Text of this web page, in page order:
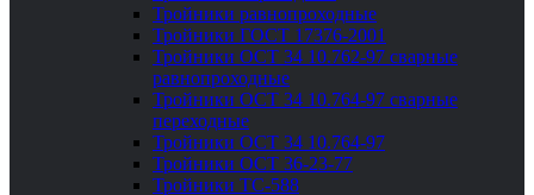
Тройники равнопроходные
Тройники ГОСТ 17376-2001
Тройники ОСТ 34 10.762-97 сварные
равнопроходные
Тройники ОСТ 34 10.764-97 сварные
переходные
Тройники ОСТ 34 10.764-97
Тройники ОСТ 36-23-77
Тройники ТС-588